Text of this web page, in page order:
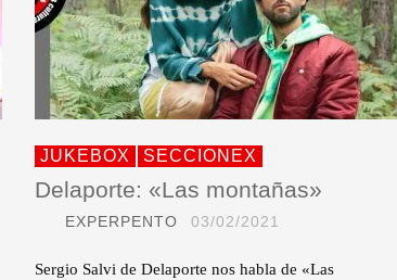
JUKEBOX SECCIONEX
Delaporte: «Las montañas»
EXPERPENTO 03/02/2021
Sergio Salvi de Delaporte nos habla de «Las